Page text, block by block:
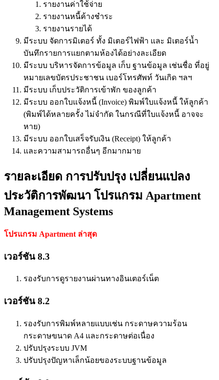
รายงานค่าใช้จ่าย
รายงานหนี้ค้างชำระ
รายงานรายได้
มีระบบ จัดการมิเตอร์ ทั้ง มิเตอร์ไฟฟ้า และ มิเตอร์น้ำ
บันทึกรายการแยกตามห้องได้อย่างละเอียด
มีระบบ บริหารจัดการข้อมูล เก็บ ฐานข้อมูล เช่นชื่อ ที่อยู่
หมายเลขบัตรประชาชน เบอร์โทรศัพท์ วันเกิด ฯลฯ
มีระบบ เก็บประวัติการเข้าพัก ของลูกค้า
มีระบบ ออกใบแจ้งหนี้ (Invoice) พิมพ์ใบแจ้งหนี้ ให้ลูกค้า
(พิมพ์ได้หลายครั้ง ไม่จำกัด ในกรณีที่ใบแจ้งหนี้ อาจจะ
หาย)
มีระบบ ออกใบเสร็จรับเงิน (Receipt) ให้ลูกค้า
และความสามารถอื่นๆ อีกมากมาย
รายละเอียด การปรับปรุง เปลี่ยนแปลง
ประวัติการพัฒนา โปรแกรม Apartment
Management Systems
โปรแกรม Apartment ล่าสุด
เวอร์ชัน 8.3
รองรับการดูรายงานผ่านทางอินเตอร์เน็ต
เวอร์ชัน 8.2
รองรับการพิมพ์หลายแบบเช่น กระดาษความร้อน
กระดาษขนาด A4 และกระดาษต่อเนื่อง
ปรับปรุงระบบ JVM
ปรับปรุงปัญหาเล็กน้อยของระบบฐานข้อมูล